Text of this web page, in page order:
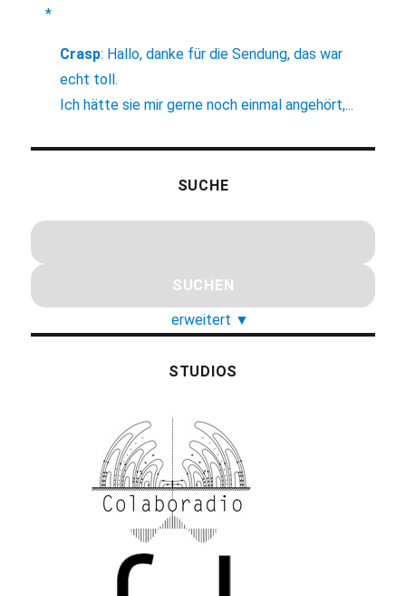
*
Crasp: Hallo, danke für die Sendung, das war
echt toll.
Ich hätte sie mir gerne noch einmal angehört,...
SUCHE
erweitert ▼
STUDIOS